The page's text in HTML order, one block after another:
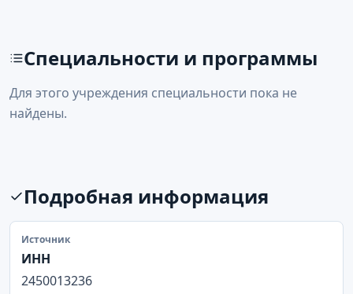
Специальности и программы
Для этого учреждения специальности пока не
найдены.
Подробная информация
Источник
ИНН
2450013236